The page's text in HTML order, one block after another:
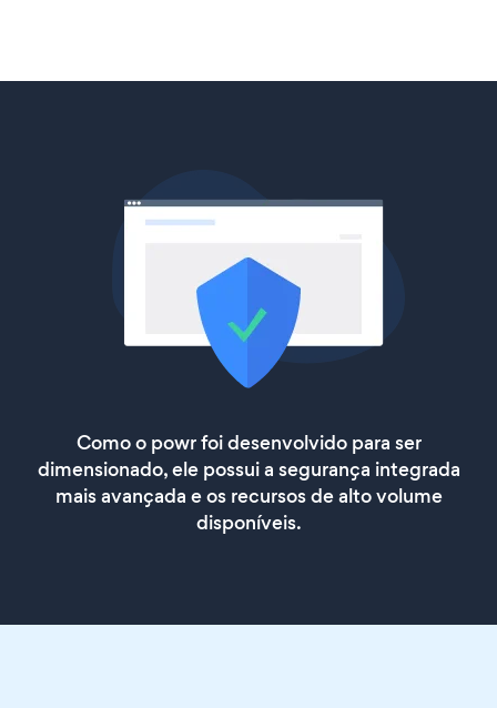
Como o powr foi desenvolvido para ser
dimensionado, ele possui a segurança integrada
mais avançada e os recursos de alto volume
disponíveis.